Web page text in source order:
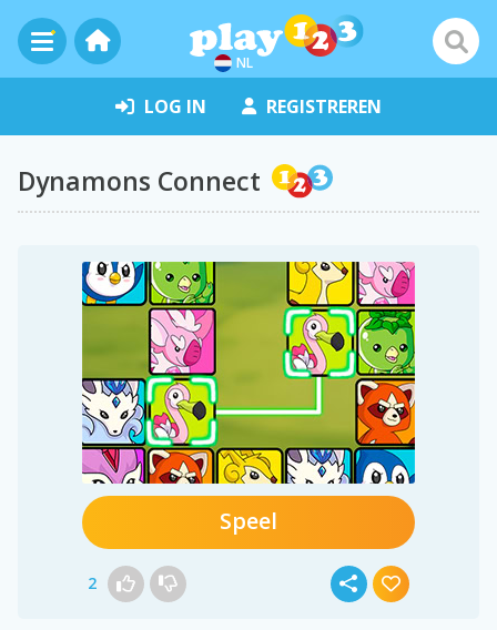
NL
LOG IN REGISTREREN
Dynamons Connect
Speel
2